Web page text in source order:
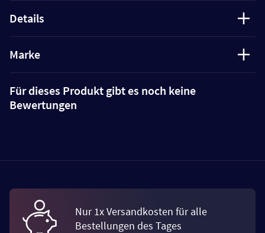
Details
Marke
Für dieses Produkt gibt es noch keine
Bewertungen
Nur 1x Versandkosten für alle
Bestellungen des Tages